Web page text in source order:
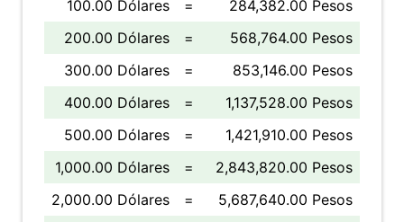
100.00 Dólares
=
284,382.00 Pesos
200.00 Dólares
=
568,764.00 Pesos
300.00 Dólares
=
853,146.00 Pesos
400.00 Dólares
=
1,137,528.00 Pesos
500.00 Dólares
=
1,421,910.00 Pesos
1,000.00 Dólares
=
2,843,820.00 Pesos
2,000.00 Dólares
=
5,687,640.00 Pesos